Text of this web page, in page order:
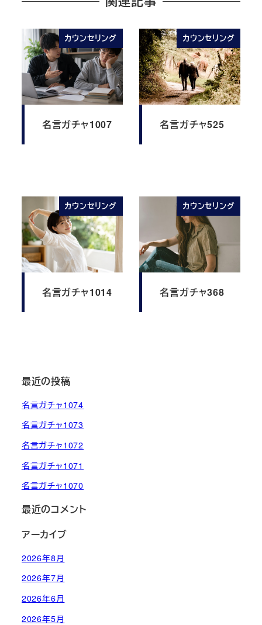
カウンセリング
名言ガチャ1007
カウンセリング
名言ガチャ525
カウンセリング
名言ガチャ1014
カウンセリング
名言ガチャ368
最近の投稿
名言ガチャ1074
名言ガチャ1073
名言ガチャ1072
名言ガチャ1071
名言ガチャ1070
最近のコメント
アーカイブ
2026年8月
2026年7月
2026年6月
2026年5月